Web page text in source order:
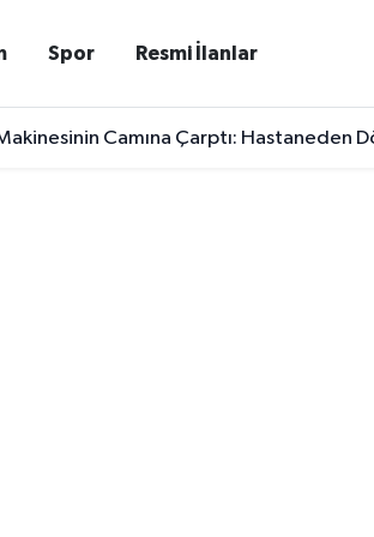
Spor Resmi İlanlar
Camına Çarptı: Hastaneden